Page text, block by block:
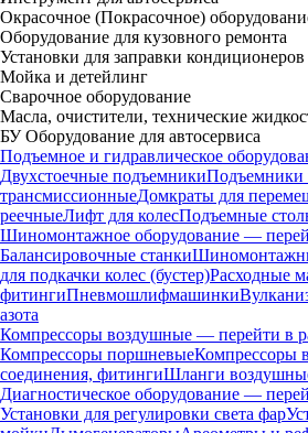
Окрасочное (Покрасочное)
Оборудование для кузовного ремонта
Установки для заправки кондиционеров
Мойка и детейлинг
Сварочное оборудование
Масла, очистители, технические
БУ Оборудование для автосервиса
Подъемное и гидравлическое
Двухстоечные подъемникиПодъемники
трансмиссионныеДомкраты для
реечныеЛифт для колесПодъемные
Шиномонтажное оборудование —
Балансировочные станки
для подкачки колес (бустер)Расходные
фитингиПневмошлифмашинки
азота
Компрессоры воздушные — перейти в
Компрессоры поршневыеКомпрессоры
соединения, фитингиШланги
Диагностическое оборудование —
Установки для регулировки света фар